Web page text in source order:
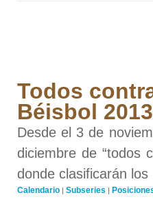
Todos
Béisbol
Desde el 3 de
diciembre de “todos
donde clasificarán
Calendario | Subseries |